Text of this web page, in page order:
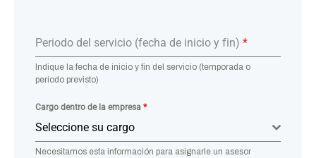
Periodo del servicio (fecha de inicio y fin) *
Indique la fecha de inicio y fin del servicio (temporada o
periodo previsto)
Cargo dentro de la empresa *
Seleccione su cargo
Necesitamos esta información para asignarle un asesor